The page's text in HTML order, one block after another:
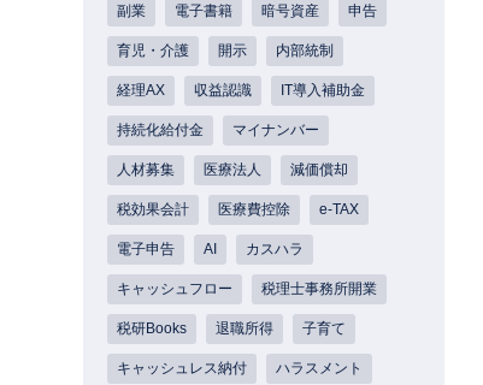
副業 電子書籍 暗号資産 申告
育児・介護 開示 内部統制
経理AX 収益認識 IT導入補助金
持続化給付金 マイナンバー
人材募集 医療法人 減価償却
税効果会計 医療費控除 e-TAX
電子申告 AI カスハラ
キャッシュフロー 税理士事務所開業
税研Books 退職所得 子育て
キャッシュレス納付 ハラスメント